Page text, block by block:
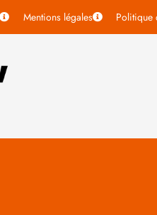
Mentions légales Politique